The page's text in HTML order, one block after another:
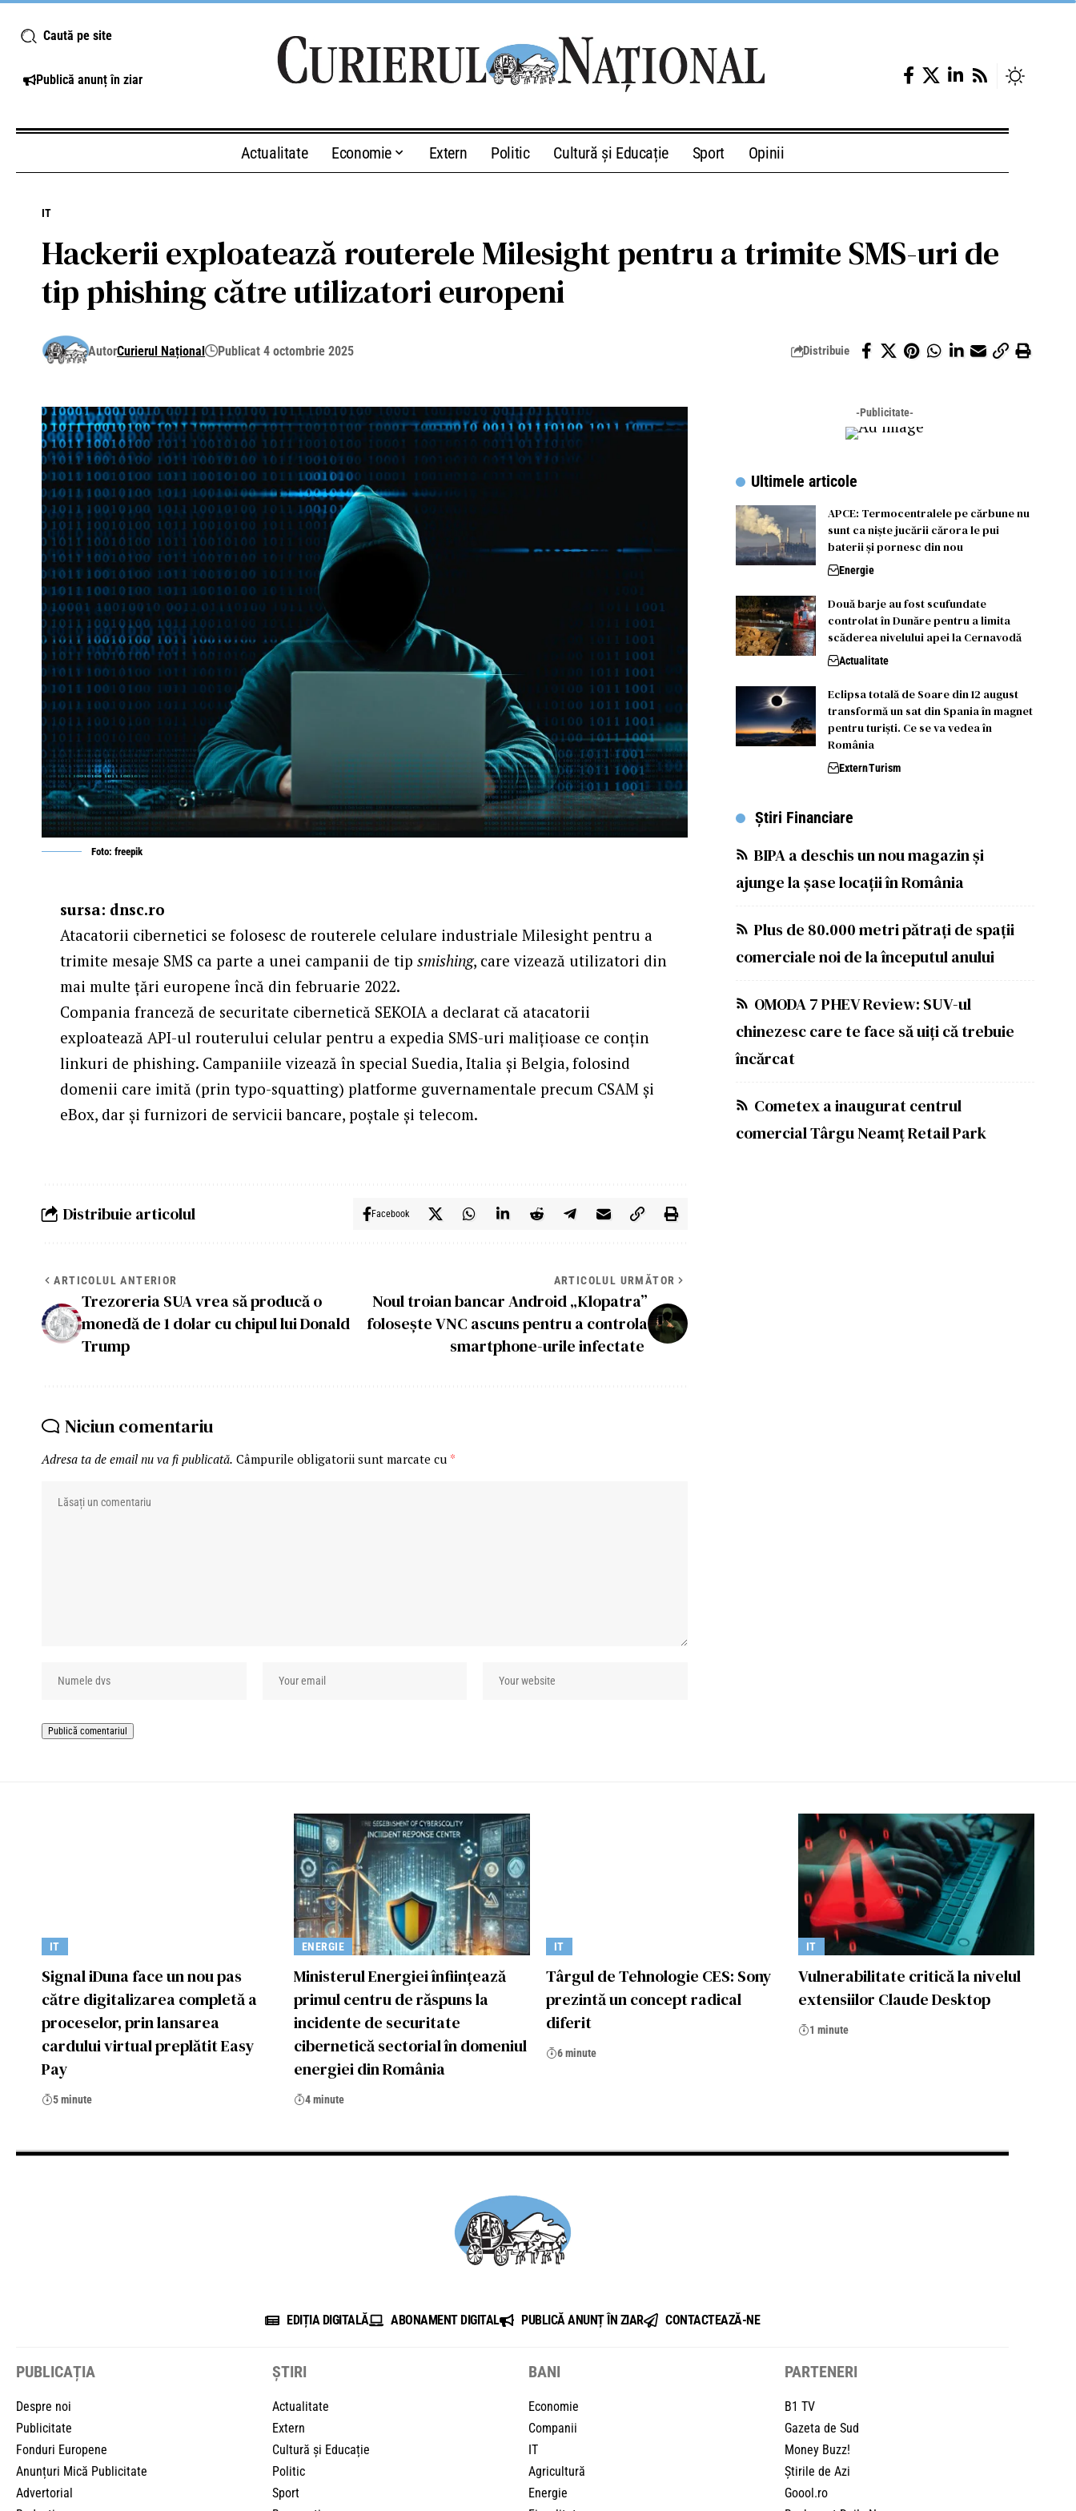
Caută pe site
Publică anunț în ziar
Actualitate Economie Extern Politic Cultură și Educație Sport Opinii
IT
Hackerii exploatează routerele Milesight pentru a trimite SMS-uri de
tip phishing către utilizatori europeni
AutorCurierul Național Publicat 4 octombrie 2025 Distribuie
Foto: freepik
sursa: dnsc.ro
Atacatorii cibernetici se folosesc de routerele celulare industriale Milesight pentru a
trimite mesaje SMS ca parte a unei campanii de tipsmishing, care vizează utilizatori din
mai multe țări europene încă din februarie 2022.
Compania franceză de securitate cibernetică SEKOIA a declarat că atacatorii
exploatează API-ul routerului celular pentru a expedia SMS-uri malițioase ce conțin
linkuri de phishing. Campaniile vizează în special Suedia, Italia și Belgia, folosind
domenii care imită (prin typo-squatting) platforme guvernamentale precum CSAM și
eBox, dar și furnizori de servicii bancare, poștale și telecom.
Distribuie articolul Facebook
ARTICOLUL ANTERIOR
Trezoreria SUA vrea să producă o
monedă de 1 dolar cu chipul lui Donald
Trump
ARTICOLUL URMĂTOR
Noul troian bancar Android „Klopatra”
folosește VNC ascuns pentru a controla
smartphone-urile infectate
Niciun comentariu
Adresa ta de email nu va fi publicată. Câmpurile obligatorii sunt marcate cu *
-Publicitate-
Ultimele articole
APCE: Termocentralele pe cărbune nu
sunt ca niște jucării cărora le pui
baterii și pornesc din nou
Energie
Două barje au fost scufundate
controlat în Dunăre pentru a limita
scăderea nivelului apei la Cernavodă
Actualitate
Eclipsa totală de Soare din 12 august
transformă un sat din Spania în magnet
pentru turiști. Ce se va vedea în
România
ExternTurism
Știri Financiare
BIPA a deschis un nou magazin și
ajunge la șase locații în România
Plus de 80.000 metri pătrați de spații
comerciale noi de la începutul anului
OMODA 7 PHEV Review: SUV-ul
chinezesc care te face să uiți că trebuie
încărcat
Cometex a inaugurat centrul
comercial Târgu Neamț Retail Park
IT
Signal iDuna face un nou pas
către digitalizarea completă a
proceselor, prin lansarea
cardului virtual preplătit Easy
Pay
5 minute
ENERGIE
Ministerul Energiei înființează
primul centru de răspuns la
incidente de securitate
cibernetică sectorial în domeniul
energiei din România
4 minute
IT
Târgul de Tehnologie CES: Sony
prezintă un concept radical
diferit
6 minute
IT
Vulnerabilitate critică la nivelul
extensiilor Claude Desktop
1 minute
EDIȚIA DIGITALĂ ABONAMENT DIGITAL PUBLICĂ ANUNȚ ÎN ZIAR CONTACTEAZĂ-NE
PUBLICAȚIA
Despre noi
Publicitate
Fonduri Europene
Anunțuri Mică Publicitate
Advertorial
ȘTIRI
Actualitate
Extern
Cultură și Educație
Politic
Sport
BANI
Economie
Companii
IT
Agricultură
Energie
PARTENERI
B1 TV
Gazeta de Sud
Money Buzz!
Știrile de Azi
Goool.ro